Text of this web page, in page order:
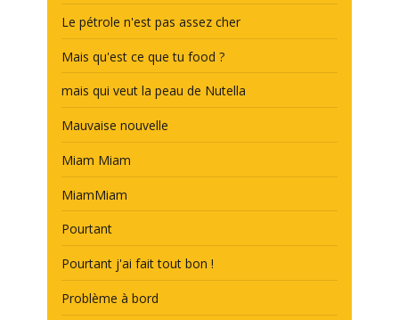
Le pétrole n'est pas assez cher
Mais qu'est ce que tu food ?
mais qui veut la peau de Nutella
Mauvaise nouvelle
Miam Miam
MiamMiam
Pourtant
Pourtant j'ai fait tout bon !
Problème à bord